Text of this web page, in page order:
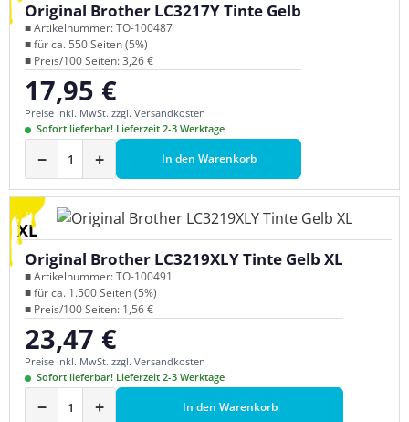
Original Brother LC3217Y Tinte Gelb
■ Artikelnummer: TO-100487
■ für ca. 550 Seiten (5%)
■ Preis/100 Seiten: 3,26 €
Regulärer Preis:
17,95 €
Preise inkl. MwSt. zzgl. Versandkosten
Sofort lieferbar! Lieferzeit 2-3 Werktage
− + In den Warenkorb
XL
Original Brother LC3219XLY Tinte Gelb XL
■ Artikelnummer: TO-100491
■ für ca. 1.500 Seiten (5%)
■ Preis/100 Seiten: 1,56 €
Regulärer Preis:
23,47 €
Preise inkl. MwSt. zzgl. Versandkosten
Sofort lieferbar! Lieferzeit 2-3 Werktage
− + In den Warenkorb